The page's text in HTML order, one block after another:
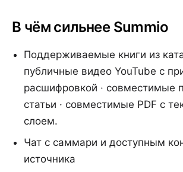
В чём сильнее Summio
Поддерживаемые книги из
публичные видео YouTube с
расшифровкой · совместимые
статьи · совместимые PDF с
слоем.
Чат с саммари и доступным
источника